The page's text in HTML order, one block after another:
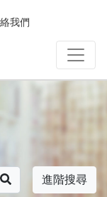
我們
進階搜尋